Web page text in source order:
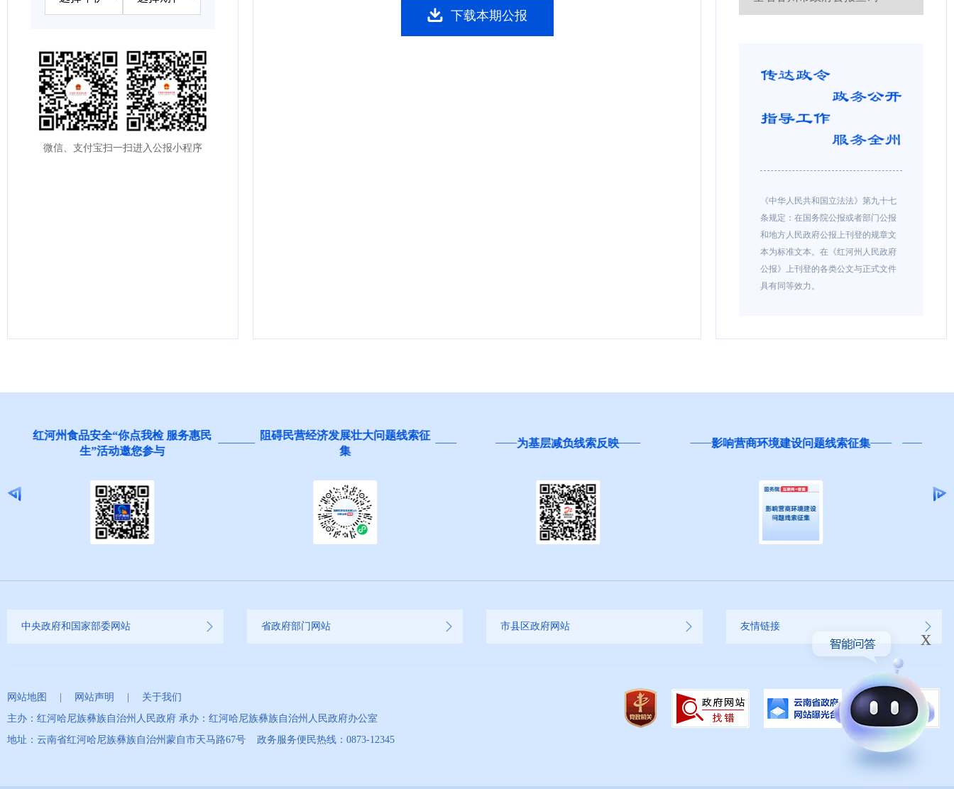
微信、支付宝扫一扫进入公报小程序
下载本期公报
《中华人民共和国立法法》第九十七
条规定：在国务院公报或者部门公报
和地方人民政府公报上刊登的规章文
本为标准文本。在《红河州人民政府
公报》上刊登的各类公文与正式文件
具有同等效力。
阻碍民营经济发展壮大问题线索征
集
为基层减负线索反映 影响营商环境建设问题线索征集
红河州“局长坐诊接诉”企业诉求直通
窗
中央政府和国家部委网站 省政府部门网站 市县区政府网站 友情链接
网站地图 网站声明
关于我们
主办：红河哈尼族彝族自治州人民政府 承办：红河哈尼族彝族自治州人民政府办公室
地址：云南省红河哈尼族彝族自治州蒙自市天马路67号 政务服务便民热线：0873-12345
x